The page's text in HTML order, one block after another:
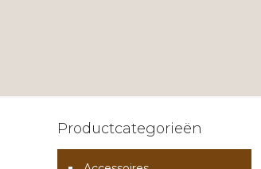
Productcategorieën